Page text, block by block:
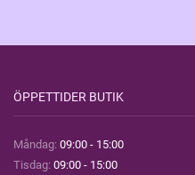
ÖPPETTIDER BUTIK
Måndag: 09:00 - 15:00
Tisdag: 09:00 - 15:00